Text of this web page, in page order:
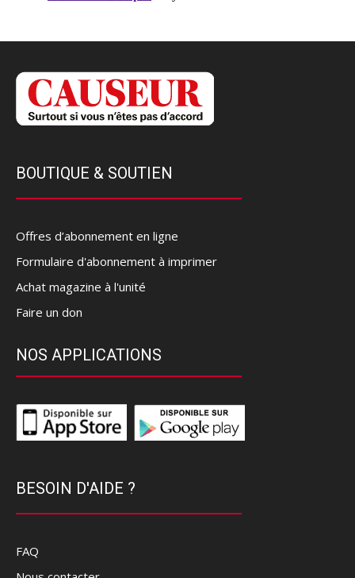
BOUTIQUE & SOUTIEN
Offres d’abonnement en ligne
Formulaire d'abonnement à imprimer
Achat magazine à l'unité
Faire un don
NOS APPLICATIONS
BESOIN D'AIDE ?
FAQ